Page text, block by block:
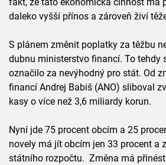
fakt, že tato ekonomická činnost má
daleko vyšší přínos a zároveň živí
S plánem změnit poplatky za těžbu
dubnu ministerstvo financí. To tehdy
označilo za nevýhodný pro stát. Od
financí Andrej Babiš (ANO) sliboval
kasy o více než 3,6 miliardy korun.
Nyní jde 75 procent obcím a 25
novely má jít obcím jen 33 procent a
státního rozpočtu. Změna má